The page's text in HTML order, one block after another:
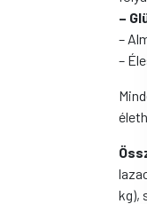
–
–
–
kg),